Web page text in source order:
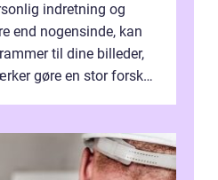
indretning og
end nogensinde, kan
til dine billeder,
gøre en stor forskel.